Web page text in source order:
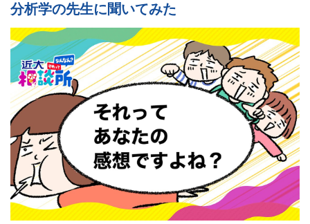
分析学の先生に聞いてみた